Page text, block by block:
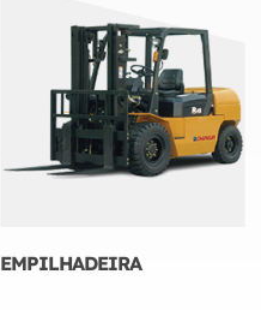
EMPILHADEIRA